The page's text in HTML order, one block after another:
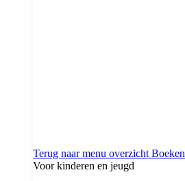
Terug naar menu overzicht Boeken
Voor kinderen en jeugd